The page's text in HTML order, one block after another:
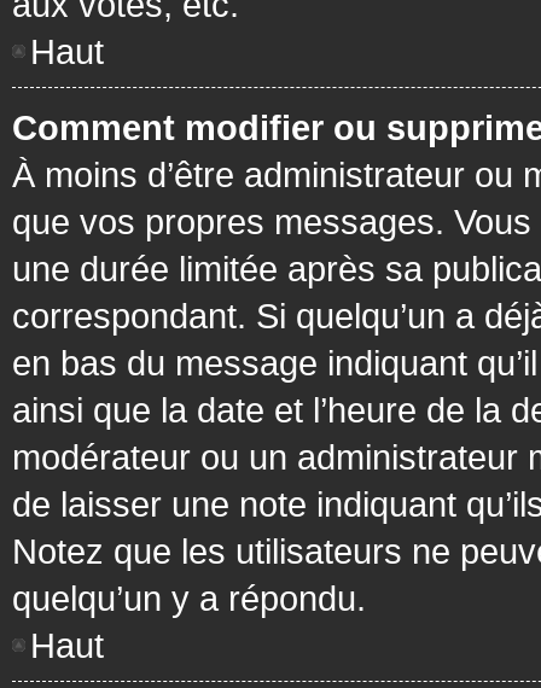
Haut
Comment modifier ou
À moins d’être administrateur ou
que vos propres messages.
une durée limitée après sa
correspondant. Si quelqu’un a
en bas du message indiquant
ainsi que la date et l’heure de la
modérateur ou un administrateur
de laisser une note indiquant
Notez que les utilisateurs ne
quelqu’un y a répondu.
Haut